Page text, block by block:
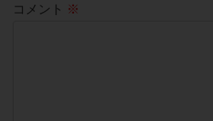
コメント ※